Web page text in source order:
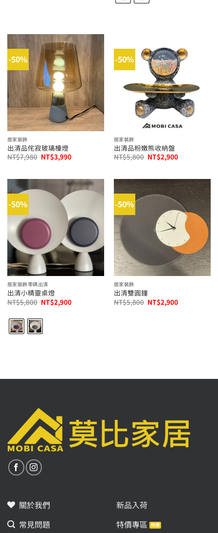
-50%
居家裝飾
出清品侘寂玻璃檯燈
NT$7,980 原
始
NT$7,980。
NT$3,990目
NT$3,990。
-50%
居家裝飾
出清品粉嫩熊收納盤
NT$5,800 原
始
NT$5,800。
NT$2,900目
NT$2,900。
-50%
居家裝飾零碼出清
出清小精靈桌燈
NT$5,800 原
始
格：
NT$5,800。
NT$2,900目
前
-50%
居家裝飾
出清雙圓鐘
NT$5,800 原
始
NT$2,900目
前
關於我們
常見問題
新品入荷
特價專區